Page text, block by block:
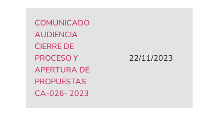
COMUNICADO
AUDIENCIA
CIERRE DE
PROCESO Y
APERTURA DE
PROPUESTAS
CA-026- 2023
22/11/2023